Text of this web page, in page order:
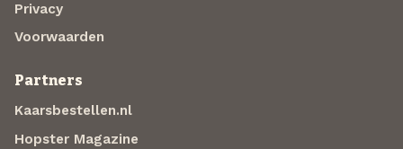
Privacy
Voorwaarden
Partners
Kaarsbestellen.nl
Hopster Magazine